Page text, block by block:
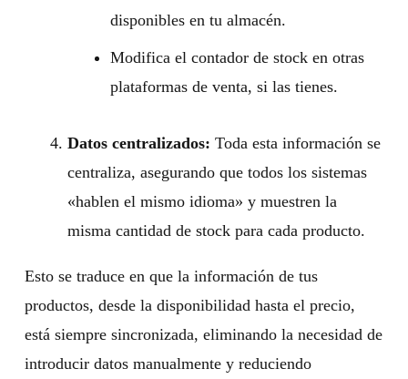
disponibles en tu almacén.
Modifica el contador de stock en otras
plataformas de venta, si las tienes.
Datos centralizados: Toda esta información se
centraliza, asegurando que todos los sistemas
«hablen el mismo idioma» y muestren la
misma cantidad de stock para cada producto.
Esto se traduce en que la información de tus
productos, desde la disponibilidad hasta el precio,
está siempre sincronizada, eliminando la necesidad de
introducir datos manualmente y reduciendo